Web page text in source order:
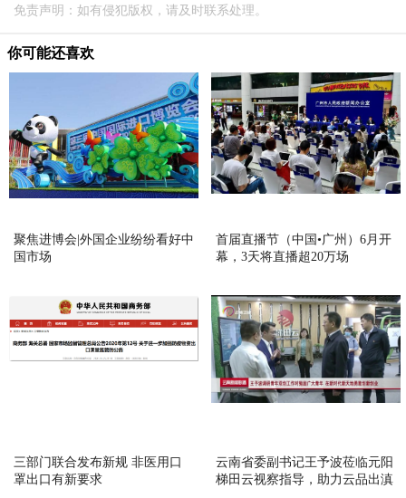
免责声明：如有侵犯版权，请及时联系处理。
你可能还喜欢
聚焦进博会|外国企业纷纷看好中
国市场
首届直播节（中国•广州）6月开
幕，3天将直播超20万场
三部门联合发布新规 非医用口
罩出口有新要求
云南省委副书记王予波莅临元阳
梯田云视察指导，助力云品出滇